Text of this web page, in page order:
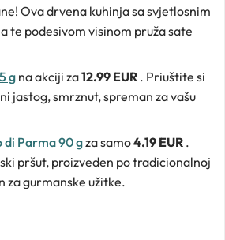
Ova drvena kuhinja sa svjetlosnim
te podesivom visinom pruža sate
g na akciji za12.99 EUR . Priuštite si
jastog, smrznut, spreman za vašu
di Parma 90 gza samo4.19 EUR .
pršut, proizveden po tradicionalnoj
za gurmanske užitke.